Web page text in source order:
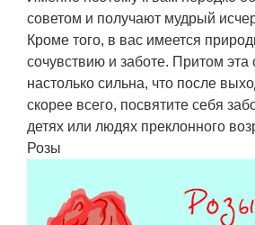
советом и получают мудрый
Кроме того, в вас имеется
сочувствию и заботе. Притом эта
настолько сильна, что после
скорее всего, посвятите себя
детях или людях преклонного
Розы